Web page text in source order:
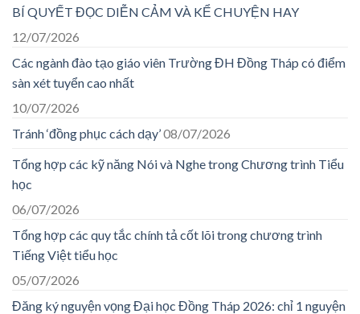
BÍ QUYẾT ĐỌC DIỄN CẢM VÀ KỂ CHUYỆN HAY
12/07/2026
Các ngành đào tạo giáo viên Trường ĐH Đồng Tháp có điểm
sàn xét tuyển cao nhất
10/07/2026
Tránh ‘đồng phục cách dạy’08/07/2026
Tổng hợp các kỹ năng Nói và Nghe trong Chương trình Tiểu
học
06/07/2026
Tổng hợp các quy tắc chính tả cốt lõi trong chương trình
Tiếng Việt tiểu học
05/07/2026
Đăng ký nguyện vọng Đại học Đồng Tháp 2026: chỉ 1 nguyện